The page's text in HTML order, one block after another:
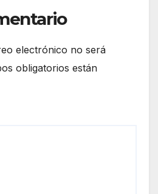
electrónico no será
obligatorios están